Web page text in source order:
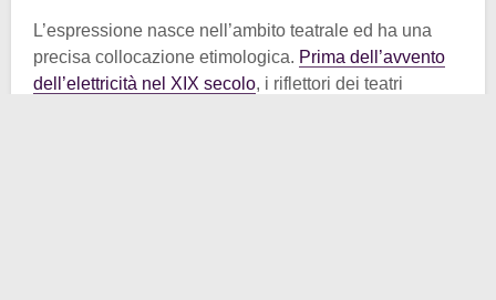
L’espressione nasce nell’ambito teatrale ed ha una
precisa collocazione etimologica. Prima dell’avvento
dell’elettricità nel XIX secolo, i riflettori dei teatri